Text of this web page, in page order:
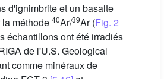
d'ignimbrite et un basalte
méthode 40Ar/39Ar (Fig. 2
échantillons ont été irradiés
de l'U.S. Geological
comme minéraux de